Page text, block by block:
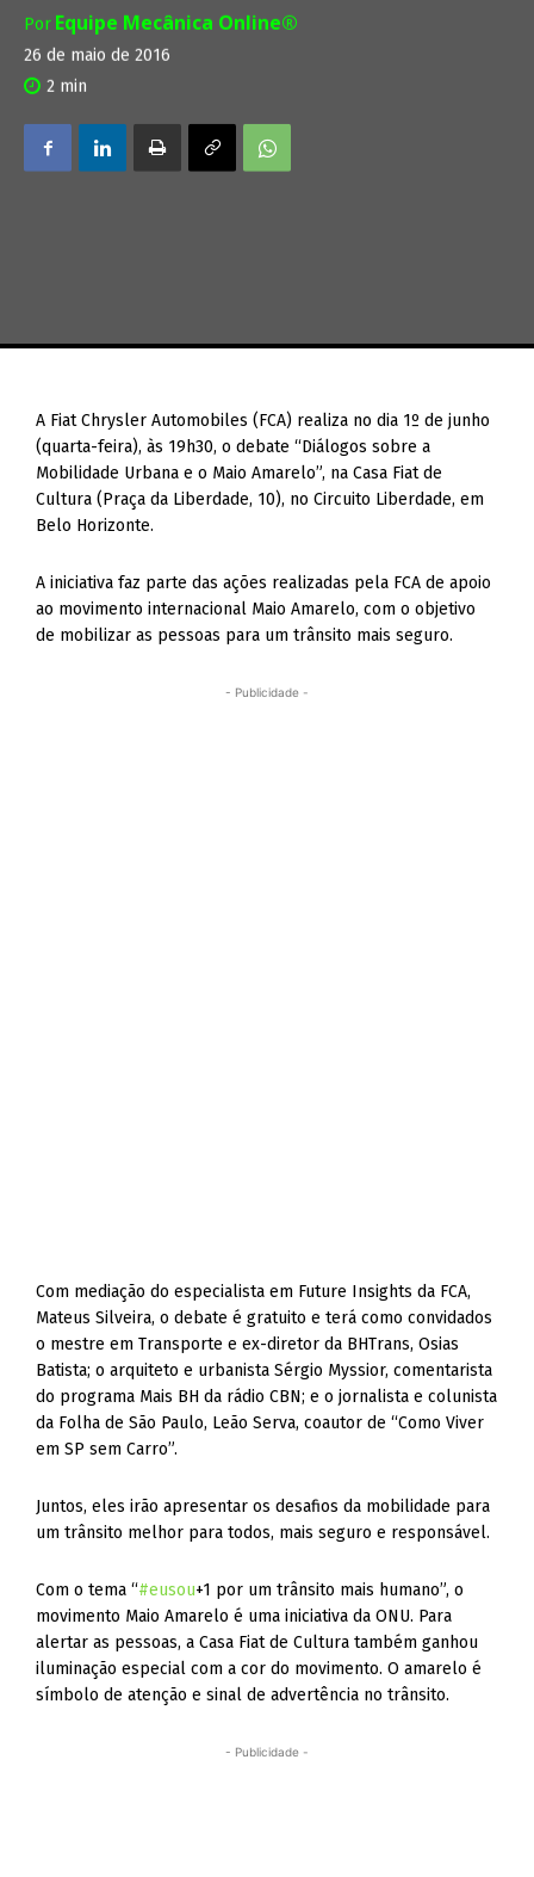
Por Equipe Mecânica Online®
26 de maio de 2016
2 min
A Fiat Chrysler Automobiles (FCA) realiza no dia 1º de junho
(quarta-feira), às 19h30, o debate “Diálogos sobre a
Mobilidade Urbana e o Maio Amarelo”, na Casa Fiat de
Cultura (Praça da Liberdade, 10), no Circuito Liberdade, em
Belo Horizonte.
A iniciativa faz parte das ações realizadas pela FCA de apoio
ao movimento internacional Maio Amarelo, com o objetivo
de mobilizar as pessoas para um trânsito mais seguro.
- Publicidade -
Com mediação do especialista em Future Insights da FCA,
Mateus Silveira, o debate é gratuito e terá como convidados
o mestre em Transporte e ex-diretor da BHTrans, Osias
Batista; o arquiteto e urbanista Sérgio Myssior, comentarista
do programa Mais BH da rádio CBN; e o jornalista e colunista
da Folha de São Paulo, Leão Serva, coautor de “Como Viver
em SP sem Carro”.
Juntos, eles irão apresentar os desafios da mobilidade para
um trânsito melhor para todos, mais seguro e responsável.
Com o tema “‪#‎eusou+1 por um trânsito mais humano”, o
movimento Maio Amarelo é uma iniciativa da ONU. Para
alertar as pessoas, a Casa Fiat de Cultura também ganhou
iluminação especial com a cor do movimento. O amarelo é
símbolo de atenção e sinal de advertência no trânsito.
- Publicidade -